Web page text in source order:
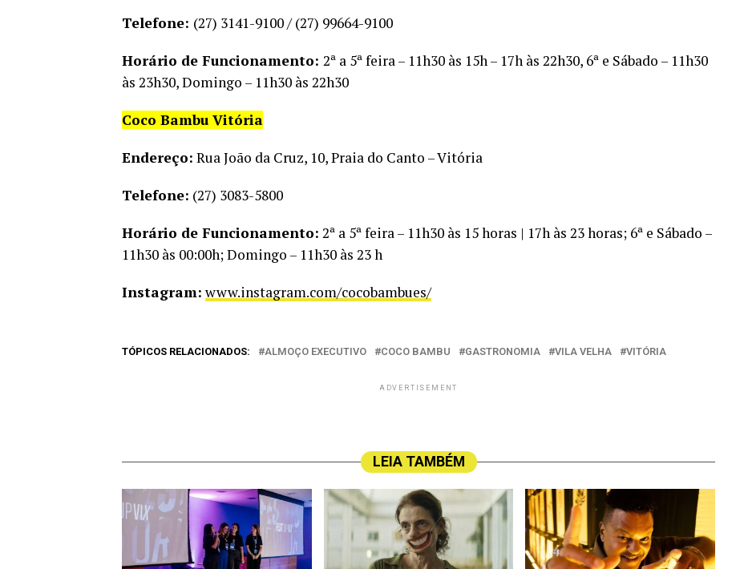
Telefone: (27) 3141-9100 / (27) 99664-9100
Horário de Funcionamento: 2ª a 5ª feira – 11h30 às 15h – 17h às 22h30, 6ª e Sábado – 11h30
às 23h30, Domingo – 11h30 às 22h30
Coco Bambu Vitória
Endereço: Rua João da Cruz, 10, Praia do Canto – Vitória
Telefone: (27) 3083-5800
Horário de Funcionamento: 2ª a 5ª feira – 11h30 às 15 horas | 17h às 23 horas; 6ª e Sábado –
11h30 às 00:00h; Domingo – 11h30 às 23 h
Instagram: www.instagram.com/cocobambues/
TÓPICOS RELACIONADOS: ALMOÇO EXECUTIVO COCO BAMBU GASTRONOMIA VILA VELHA VITÓRIA
ADVERTISEMENT
LEIA TAMBÉM